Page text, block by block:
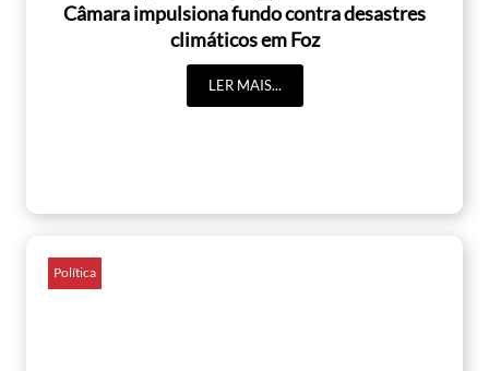
Câmara impulsiona fundo contra desastres
climáticos em Foz
LER MAIS...
Política